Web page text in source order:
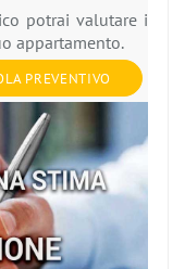
potrai valutare i
appartamento.
PREVENTIVO